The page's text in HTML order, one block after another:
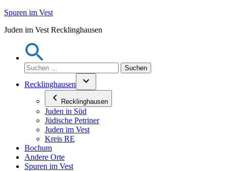
Zum
springen
Spuren im Vest
Juden im Vest Recklinghausen
Suchen
nach:
Recklinghausen
Recklinghausen
Juden in Süd
Jüdische Petriner
Juden im Vest
Kreis RE
Bochum
Andere Orte
Spuren im Vest